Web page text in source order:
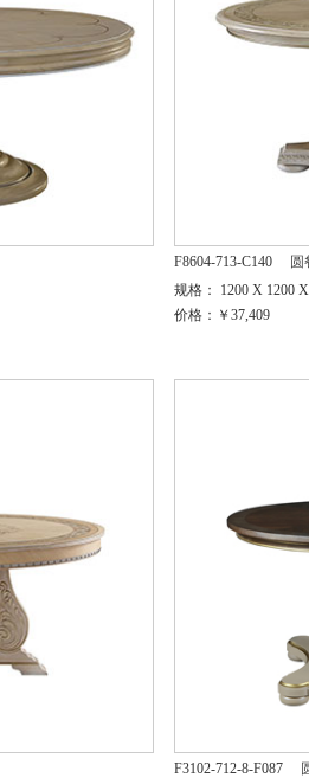
F8604-713-C140
圆
规格： 1200 X 1200
价格：￥37,409
F3102-712-8-F087